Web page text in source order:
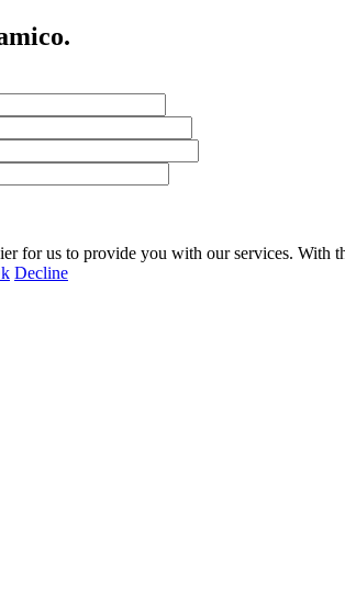
for us to provide you with our services. With
Decline